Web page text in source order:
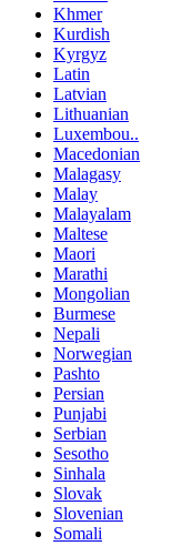
Khmer
Kurdish
Kyrgyz
Latin
Latvian
Lithuanian
Luxembou..
Macedonian
Malagasy
Malay
Malayalam
Maltese
Maori
Marathi
Mongolian
Burmese
Nepali
Norwegian
Pashto
Persian
Punjabi
Serbian
Sesotho
Sinhala
Slovak
Slovenian
Somali